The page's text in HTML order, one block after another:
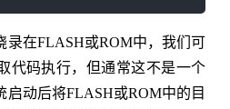
录在FLASH或ROM中，我们可
代码执行，但通常这不是一个
启动后将FLASH或ROM中的目